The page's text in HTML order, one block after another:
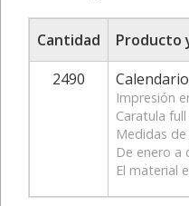
Cantidad
Producto
2490
Impresión
Caratula
Medidas
De enero a
El material